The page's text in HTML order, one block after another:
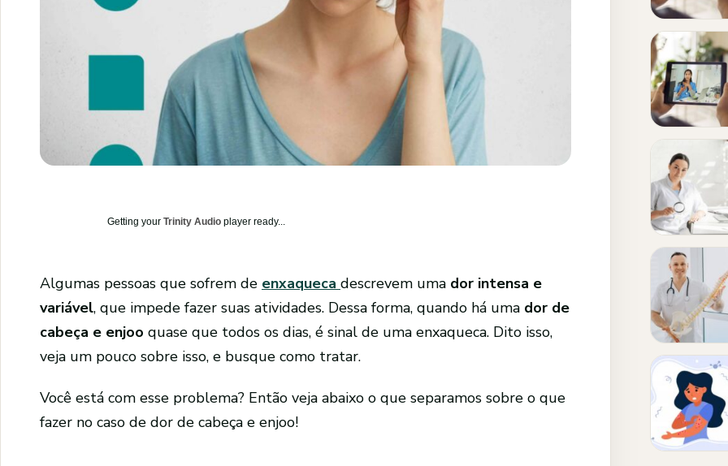
Getting your Trinity Audio player ready...
Algumas pessoas que sofrem de enxaqueca descrevem uma dor intensa e
variável, que impede fazer suas atividades. Dessa forma, quando há uma dor de
cabeça e enjoo quase que todos os dias, é sinal de uma enxaqueca. Dito isso,
veja um pouco sobre isso, e busque como tratar.
Você está com esse problema? Então veja abaixo o que separamos sobre o que
fazer no caso de dor de cabeça e enjoo!